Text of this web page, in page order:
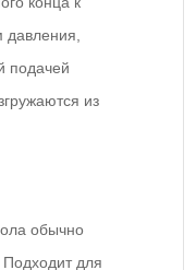
давления,
подачей
из
обычно
для